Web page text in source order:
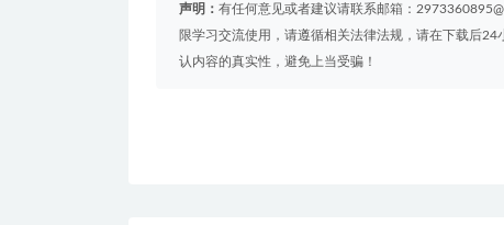
声明： 有任何意见或者建议请联系邮箱：
限学习交流使用，请遵循相关法律法规，请在下载后
认内容的真实性，避免上当受骗！